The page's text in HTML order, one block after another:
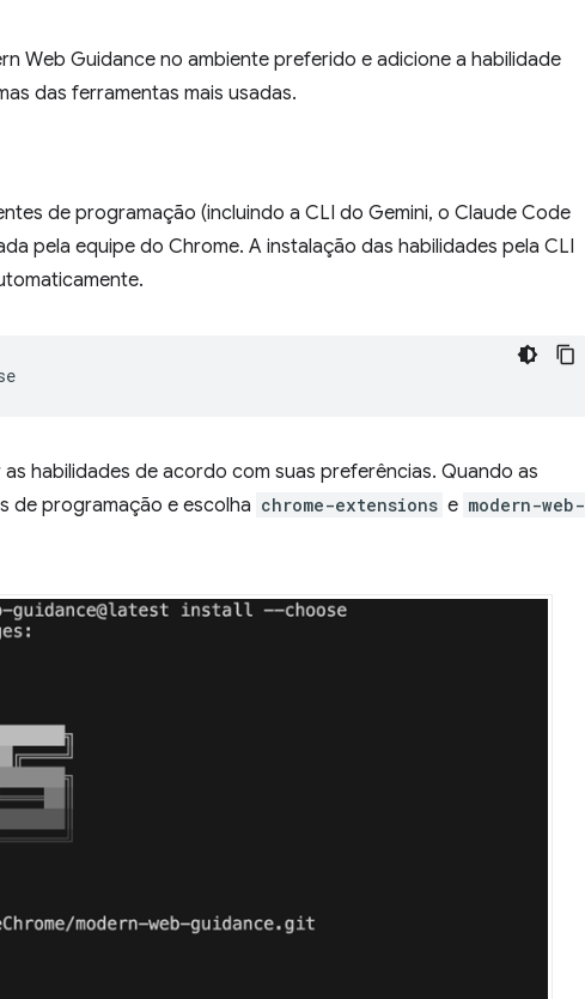
Web Guidance no ambiente preferido e adicione a habilidade
das ferramentas mais usadas.
de programação (incluindo a CLI do Gemini, o Claude Code
pela equipe do Chrome. A instalação das habilidades pela CLI
habilidades de acordo com suas preferências. Quando as
de programação e escolha chrome-extensions e modern-web-